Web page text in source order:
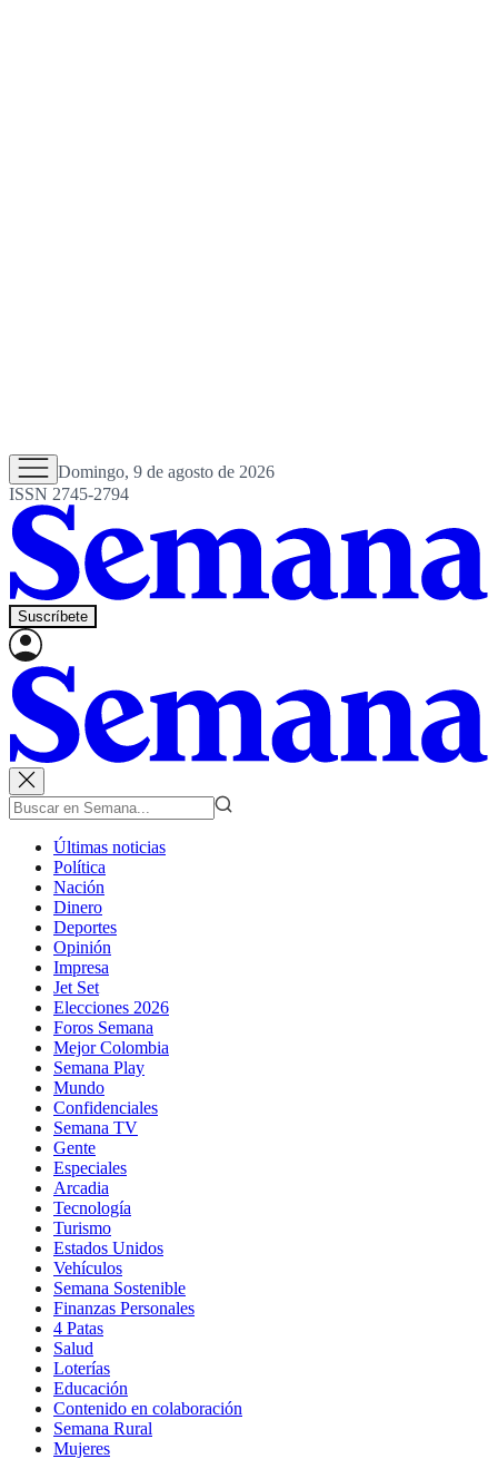
Domingo, 9 de agosto de 2026
ISSN 2745-2794
Suscríbete
Últimas noticias
Política
Nación
Dinero
Deportes
Opinión
Impresa
Jet Set
Elecciones 2026
Foros Semana
Mejor Colombia
Semana Play
Mundo
Confidenciales
Semana TV
Gente
Especiales
Arcadia
Tecnología
Turismo
Estados Unidos
Vehículos
Semana Sostenible
Finanzas Personales
4 Patas
Salud
Loterías
Educación
Contenido en colaboración
Semana Rural
Mujeres